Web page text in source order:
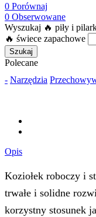
0 Porównaj
0 Obserwowane
Wyszukaj 🔥 piły i
🔥 świece zapachowe
Szukaj
Polecane
- Narzędzia
Opis
Koziołek roboczy i
trwałe i solidne
korzystny stosunek